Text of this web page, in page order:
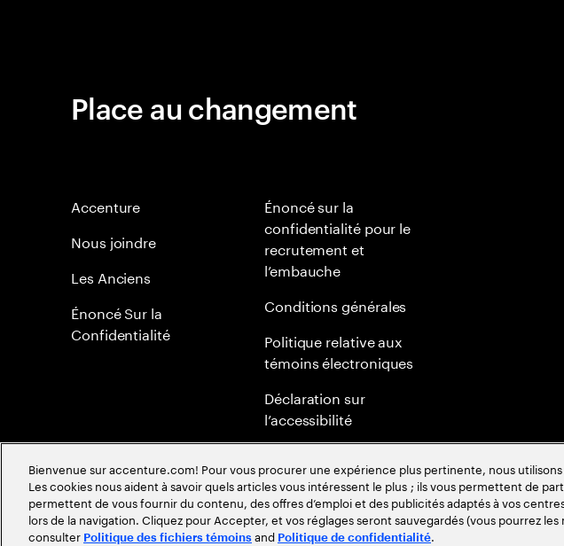
Place au changement
Accenture
Nous joindre
Les Anciens
Énoncé Sur la
Confidentialité
Énoncé sur la
confidentialité pour le
recrutement et
l’embauche
Conditions générales
Politique relative aux
témoins électroniques
Déclaration sur
l’accessibilité
Politique mondiale de
méritocratie
Bienvenue sur accenture.com! Pour vous procurer une expérience plus pertinente, nous
Les cookies nous aident à savoir quels articles vous intéressent le plus ; ils vous permettent de
permettent de vous fournir du contenu, des offres d’emploi et des publicités adaptés à vos
lors de la navigation. Cliquez pour Accepter, et vos réglages seront sauvegardés (vous pourrez
consulter Politique des fichiers témoins and Politique de confidentialité.